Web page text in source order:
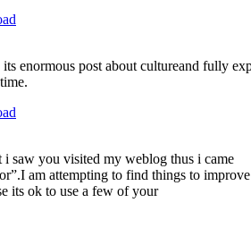
its enormous post about cultureand fully
saw you visited my weblog thus i came
am attempting to find things to
its ok to use a few of your